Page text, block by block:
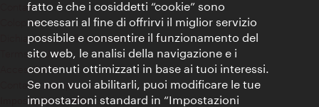
Contatti
Colophon
Dichiarazione sulla protezione dei dati
Terms of Use
Accessibilità
Contatto stampa
Impostazioni cookie
fatto è che i cosiddetti “cookie” sono
necessari al fine di offrirvi il miglior servizio
possibile e consentire il funzionamento del
sito web, le analisi della navigazione e i
contenuti ottimizzati in base ai tuoi interessi.
Se non vuoi abilitarli, puoi modificare le tue
impostazioni standard in “Impostazioni